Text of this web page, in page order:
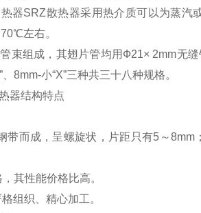
器SRZ散热器采用热介质可以为蒸汽
左右。
束组成，其翅片管均用Ф21× 2mm无
8mm-小“X”三种共三十八种规格。
器结构特点
而成，呈螺旋状，片距只有5～8mm
其性能价格比高。
组织、精心加工。